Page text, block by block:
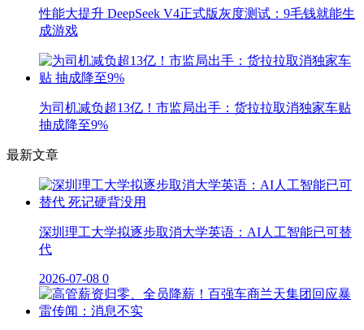
性能大提升 DeepSeek V4正式版灰度测试：9毛钱就能生
成游戏
为司机减负超13亿！市监局出手：货拉拉取消独家车贴
抽成降至9%
最新文章
深圳理工大学拟逐步取消大学英语：AI人工智能已可替
代
2026-07-08 0